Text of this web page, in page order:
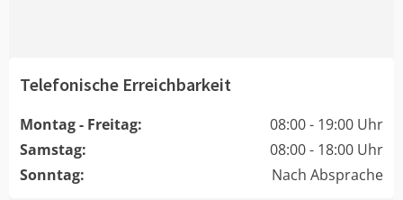
Telefonische Erreichbarkeit
Montag - Freitag:
08:00 - 19:00 Uhr
Samstag:
08:00 - 18:00 Uhr
Sonntag:
Nach Absprache